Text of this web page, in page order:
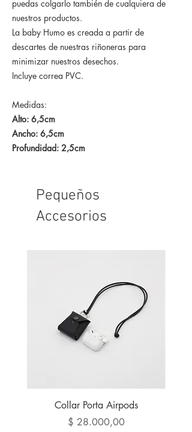
puedas colgarlo también de cualquiera de
nuestros productos.
La baby Humo es creada a partir de
descartes de nuestras riñoneras para
minimizar nuestros desechos.
Incluye correa PVC.
Medidas:
Alto: 6,5cm
Ancho: 6,5cm
Profundidad: 2,5cm
Pequeños
Accesorios
Collar Porta Airpods
Precio
$ 28.000,00